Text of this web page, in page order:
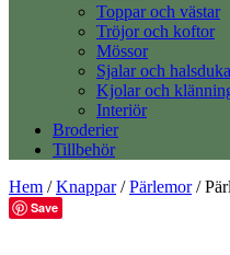
Toppar och västar
Tröjor och koftor
Mössor
Sjalar och
Kjolar och
Interiör
Broderier
Tillbehör
Hem /Knappar/Pärlemor/
Save